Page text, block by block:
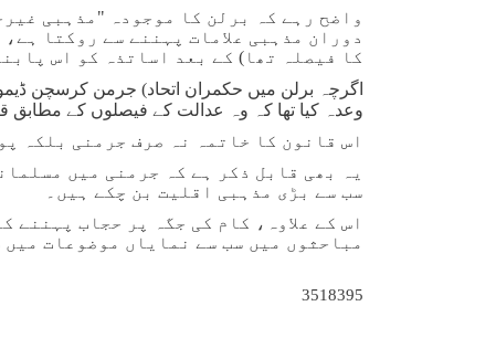
واضح رہے کہ برلن کا موجودہ "مذہبی
دوران مذہبی علامات پہننے سے روکتا
کا فیصلہ تھا) کے بعد اساتذہ کو اس
اگرچہ برلن میں حکمران اتحاد( جرمن کرسچن
وعدہ کیا تھا کہ وہ عدالت کے فیصلوں کے مطابق
اس قانون کا خاتمہ نہ صرف جرمنی بلکہ
یہ بھی قابل ذکر ہے کہ جرمنی میں
سب سے بڑی مذہبی اقلیت بن چکے ہیں۔
اس کے علاوہ، کام کی جگہ پر حجاب
مباحثوں میں سب سے نمایاں موضوعات میں
3518395